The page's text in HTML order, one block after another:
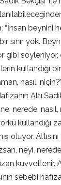
“İnsan beynini
sınır yok.
gibi
kullandığı
nasıl,
Altı
nerede,
kullandığı
oluyor.
neyi,
kuvvetlenir.
sebebi